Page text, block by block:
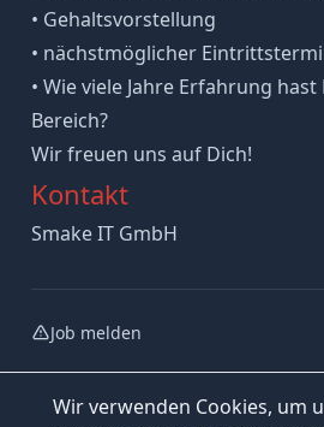
Wir verwenden Cookies, um
• Gehaltsvorstellung
• nächstmöglicher
• Wie viele Jahre Erfahrung
Bereich?
Wir freuen uns auf Dich!
Kontakt
Smake IT GmbH
Job melden